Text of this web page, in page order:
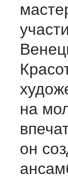
на
он